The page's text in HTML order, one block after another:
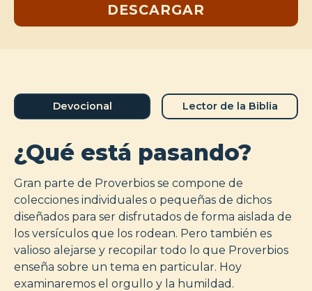
DESCARGAR
Devocional Lector de la Biblia
¿Qué está pasando?
Gran parte de Proverbios se compone de
colecciones individuales o pequeñas de dichos
diseñados para ser disfrutados de forma aislada de
los versículos que los rodean. Pero también es
valioso alejarse y recopilar todo lo que Proverbios
enseña sobre un tema en particular. Hoy
examinaremos el orgullo y la humildad.